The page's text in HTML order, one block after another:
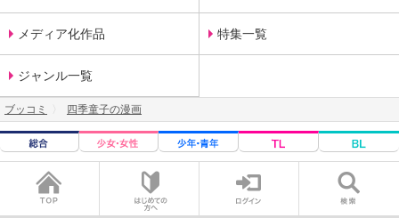
メディア化作品 特集一覧
ジャンル一覧
ブッコミ 四季童子の漫画